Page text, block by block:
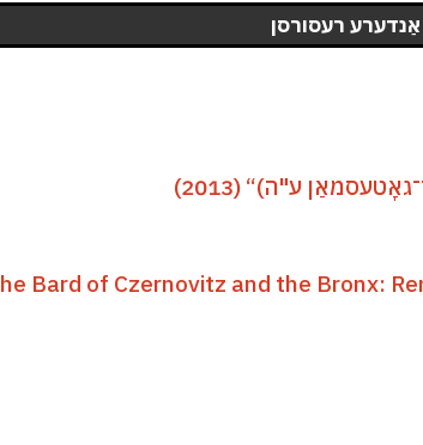
אַנדערע רעסורסן
ע"ה)“ (2013)
Bard of Czernovitz and the Bronx: